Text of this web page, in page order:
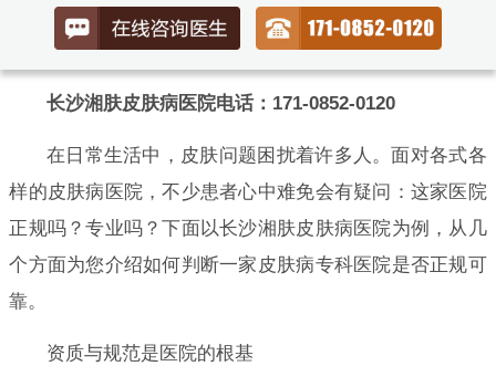
长沙湘肤皮肤病医院电话：171-0852-0120
在日常生活中，皮肤问题困扰着许多人。面对各式各
样的皮肤病医院，不少患者心中难免会有疑问：这家医院
正规吗？专业吗？下面以长沙湘肤皮肤病医院为例，从几
个方面为您介绍如何判断一家皮肤病专科医院是否正规可
靠。
资质与规范是医院的根基